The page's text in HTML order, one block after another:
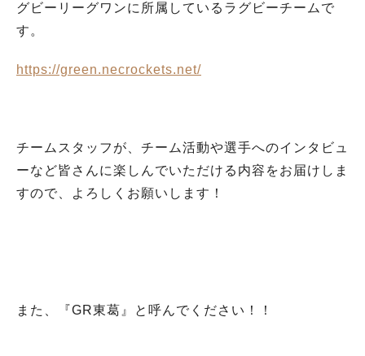
グビーリーグワンに所属しているラグビーチームで
す。
https://green.necrockets.net/
チームスタッフが、チーム活動や選手へのインタビュ
ーなど皆さんに楽しんでいただける内容をお届けしま
すので、よろしくお願いします！
また、『GR東葛』と呼んでください！！